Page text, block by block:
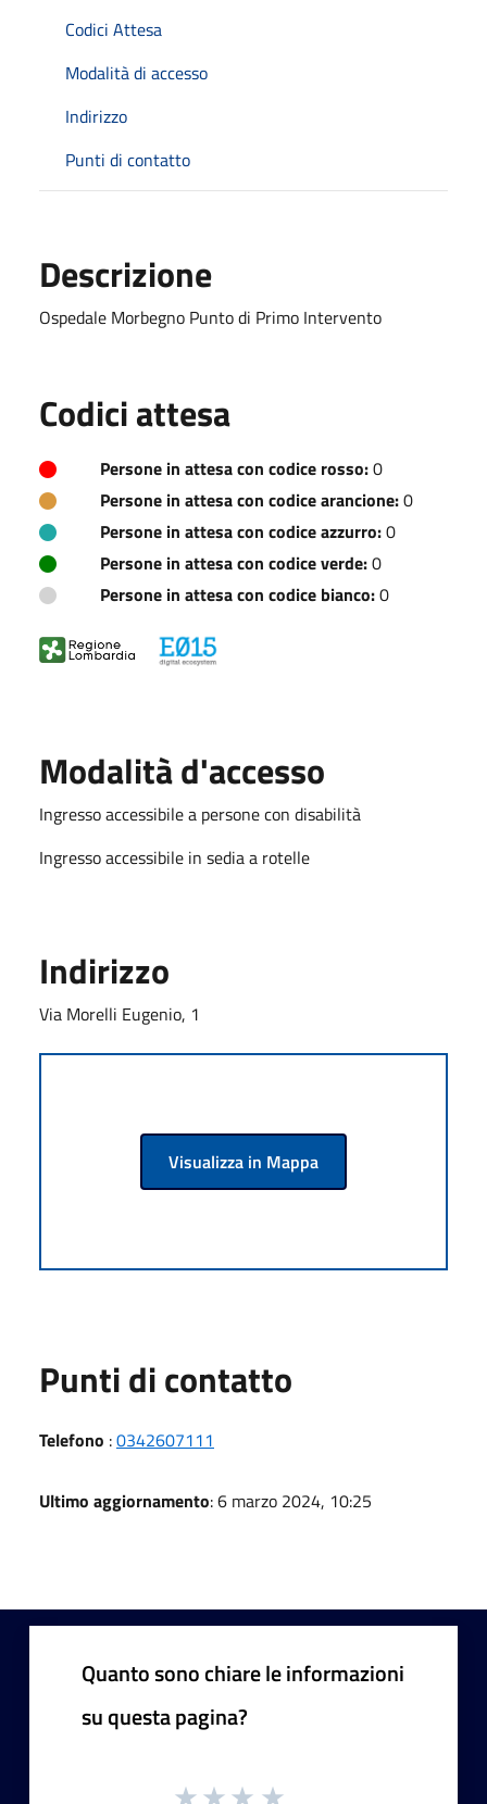
Codici Attesa
Modalità di accesso
Indirizzo
Punti di contatto
Descrizione
Ospedale Morbegno Punto di Primo Intervento
Codici attesa
Persone in attesa con codice rosso:0
Persone in attesa con codice arancione:0
Persone in attesa con codice azzurro:0
Persone in attesa con codice verde:0
Persone in attesa con codice bianco:0
Modalità d'accesso
Ingresso accessibile a persone con disabilità
Ingresso accessibile in sedia a rotelle
Indirizzo
Via Morelli Eugenio, 1
Visualizza in Mappa
Punti di contatto
Telefono :0342607111
Ultimo aggiornamento: 6 marzo 2024, 10:25
Quanto sono chiare le informazioni
su questa pagina?